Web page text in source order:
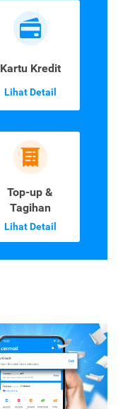
Kartu Kredit
Lihat Detail
Top-up &
Tagihan
Lihat Detail